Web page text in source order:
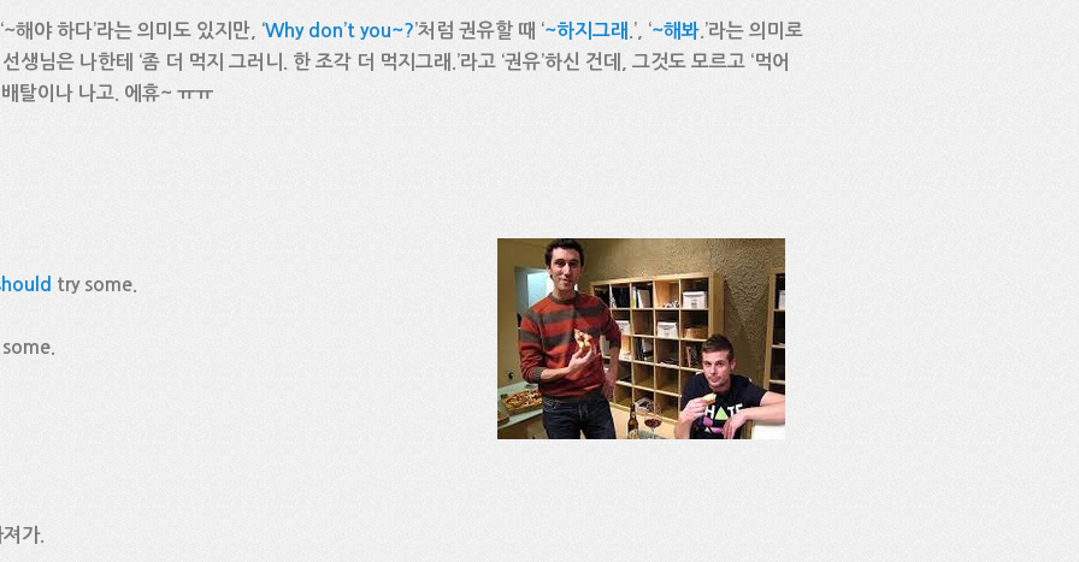
해야 하다’라는 의미도 있지만, ‘Why don’t you~?’처럼 권유할 때 ‘~하지그래 .’, ‘~해봐 .’라는 의미로
생님은 나한테 ‘좀 더 먹지 그러니. 한 조각 더 먹지그래.’라고 ‘권유’하신 건데, 그것도 모르고 ‘먹어
탈이나 나고. 에휴~ ㅠㅠ
try some.
가.